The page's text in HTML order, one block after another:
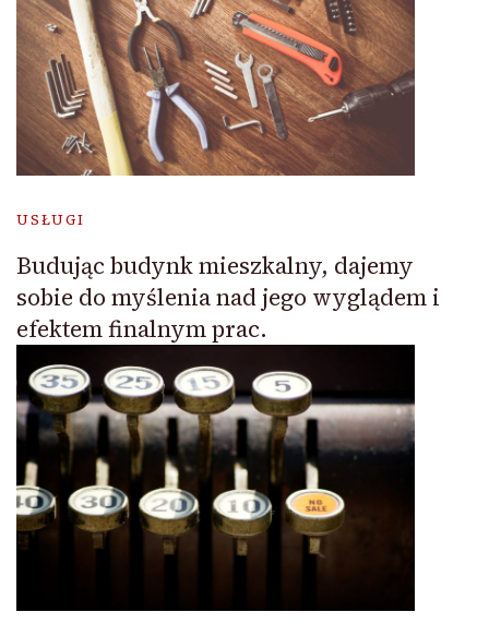
USŁUGI
Budując budynk mieszkalny, dajemy
sobie do myślenia nad jego wyglądem i
efektem finalnym prac.